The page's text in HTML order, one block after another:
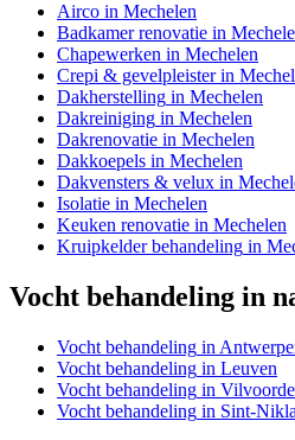
Airco in Mechelen
Badkamer renovatie in
Chapewerken in Mechelen
Crepi & gevelpleisterin
Dakherstelling in Mechelen
Dakreiniging in Mechelen
Dakrenovatie in Mechelen
Dakkoepels in Mechelen
Dakvensters & velux in
Isolatie in Mechelen
Keuken renovatie in Mechelen
Kruipkelder behandeling in
Vocht behandeling in
Vocht behandeling in
Vocht behandeling in Leuven
Vocht behandeling in Vilvoorde
Vocht behandeling in Sint-